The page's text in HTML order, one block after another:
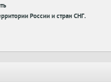
России и стран СНГ.